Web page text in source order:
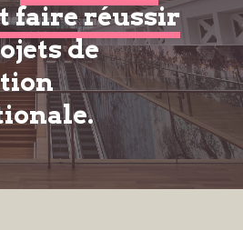
faire réussir
de